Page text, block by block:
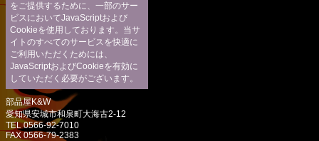
をご提供するために、一部のサー
ビスにおいてJavaScriptおよび
Cookieを使用しております。当サ
イトのすべてのサービスを快適に
ご利用いただくためには、
JavaScriptおよびCookieを有効に
していただく必要がございます。
部品屋K&W
愛知県安城市和泉町大海古2-12
TEL 0566-92-7010
FAX 0566-79-2383